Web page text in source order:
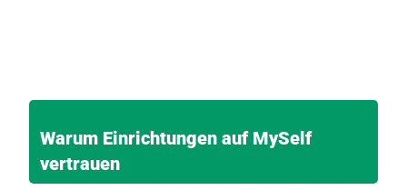
Warum Einrichtungen auf MySelf
vertrauen